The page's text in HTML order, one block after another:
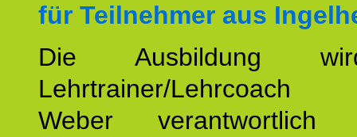
für Teilnehmer aus
Die Ausbildung
Lehrtrainer/Lehrcoach
Weber